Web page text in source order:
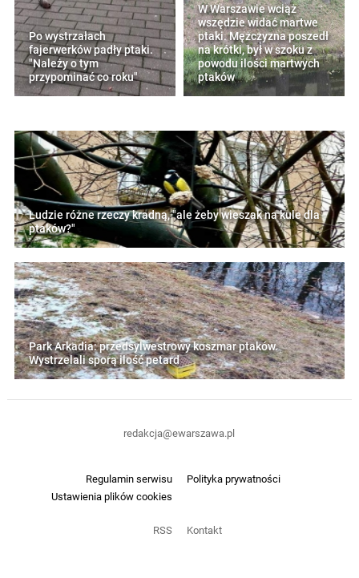
Po wystrzałach
fajerwerków padły ptaki.
"Należy o tym
przypominać co roku"
W Warszawie wciąż
wszędzie widać martwe
ptaki. Mężczyzna poszedł
na krótki, był w szoku z
powodu ilości martwych
ptaków
Ludzie różne rzeczy kradną, "ale żeby wieszak na kule dla
ptaków?"
Park Arkadia: przedsylwestrowy koszmar ptaków.
Wystrzelali sporą ilość petard
Regulamin serwisu
Polityka prywatności
Ustawienia plików cookies
RSS Kontakt
redakcja@ewarszawa.pl